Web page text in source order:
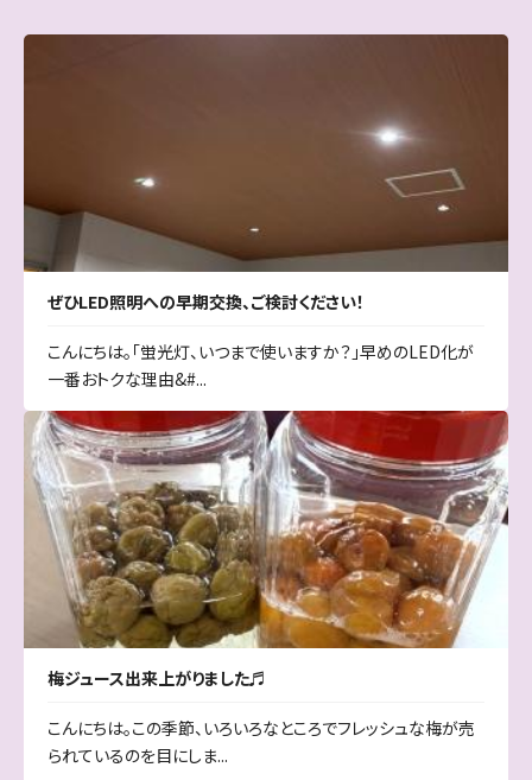
ぜひLED照明への早期交換、ご検討ください！
こんにちは。「蛍光灯、いつまで使いますか？」早めのLED化が
一番おトクな理由&#...
梅ジュース出来上がりました♬
こんにちは。この季節、いろいろなところでフレッシュな梅が売
られているのを目にしま...